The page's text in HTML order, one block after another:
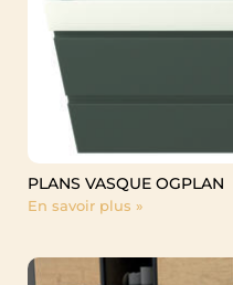
PLANS VASQUE OGPLAN
En savoir plus »